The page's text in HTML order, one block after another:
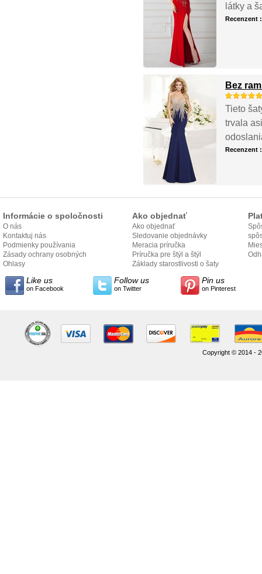
látky a
Recenzent
Bez
Tieto
trvala
Recenzent
Informácie o spoločnosti
O nás
Kontaktuj nás
Podmienky používania
Zásady ochrany osobných
údajov
Ohlasy
Ako objednať
Ako objednať
Sledovanie objednávky
Meracia príručka
Príručka pre štýl a štýl
Základy starostlivosti o šaty
Like us
on Facebook
Follow us
on Twitter
Pin us
on Pinterest
Copyright © 2014 -